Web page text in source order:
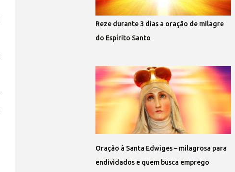
Reze durante 3 dias a oração de milagre
do Espírito Santo
Oração à Santa Edwiges – milagrosa para
endividados e quem busca emprego